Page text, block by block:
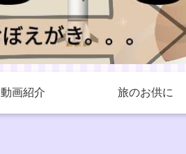
動画紹介 旅のお供に